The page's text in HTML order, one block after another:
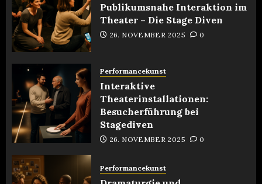
Publikumsnahe Interaktion im
Theater – Die Stage Diven
26. NOVEMBER 2025 0
Performancekunst
Interaktive
Theaterinstallationen:
Besucherführung bei
Stagediven
26. NOVEMBER 2025 0
Performancekunst